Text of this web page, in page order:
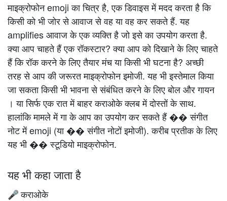
माइक्रोफोन emoji का चित्र है, एक डिवाइस में मदद करता है कि
किसी को भी जोर से आवाज से वह या वह कर सकते हैं. यह
amplifies आवाज के एक व्यक्ति है जो इसे का उपयोग करता है.
क्या आप चाहते हैं एक रॉकस्टार? क्या आप को दिखाने के लिए चाहते
हैं कि रॉक करने के लिए तैयार मंच या किसी भी घटना है? अच्छी
तरह से आप की जरूरत माइक्रोफोन इमोजी. यह भी इस्तेमाल किया
जा सकता किसी भी भावना से संबंधित करने के लिए बोल और गायन
। या सिर्फ एक रात में बाहर कराओके क्लब में दोस्तों के साथ.
हालांकि मामले में गा के आप का उपयोग कर सकते हैं �� संगीत
नोट में emoji (या �� संगीत नोटों इमोजी). करीब प्रतीक के लिए
यह भी ��️ स्टूडियो माइक्रोफोन.
यह भी कहा जाता है
🎤 कराओके